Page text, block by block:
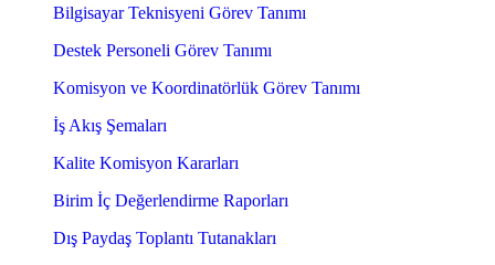
Bilgisayar Teknisyeni Görev Tanımı
Destek Personeli Görev Tanımı
Komisyon ve Koordinatörlük Görev Tanımı
İş Akış Şemaları
Kalite Komisyon Kararları
Birim İç Değerlendirme Raporları
Dış Paydaş Toplantı Tutanakları